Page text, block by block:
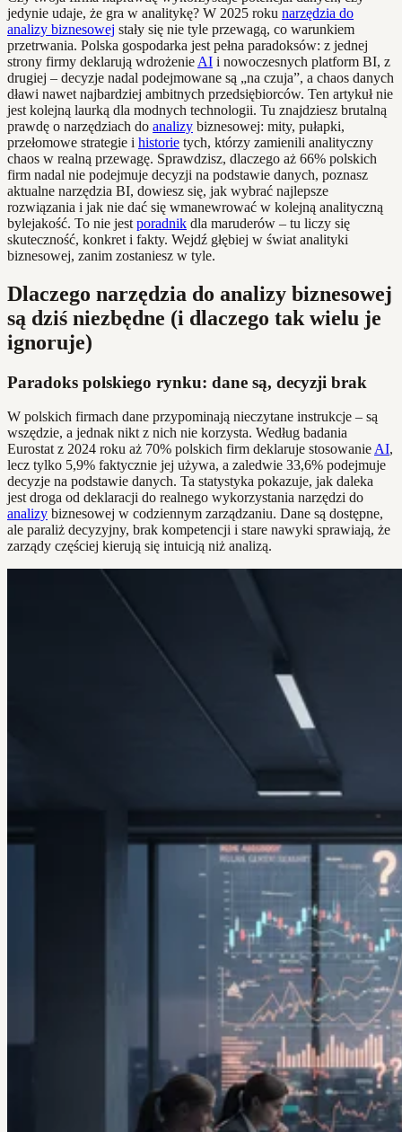
jedynie udaje, że gra w analitykę? W 2025 roku narzędzia do
analizy biznesowej stały się nie tyle przewagą, co warunkiem
przetrwania. Polska gospodarka jest pełna paradoksów: z jednej
strony firmy deklarują wdrożenie AI i nowoczesnych platform BI, z
drugiej – decyzje nadal podejmowane są „na czuja”, a chaos danych
dławi nawet najbardziej ambitnych przedsiębiorców. Ten artykuł nie
jest kolejną laurką dla modnych technologii. Tu znajdziesz brutalną
prawdę o narzędziach do analizy biznesowej: mity, pułapki,
przełomowe strategie i historie tych, którzy zamienili analityczny
chaos w realną przewagę. Sprawdzisz, dlaczego aż 66% polskich
firm nadal nie podejmuje decyzji na podstawie danych, poznasz
aktualne narzędzia BI, dowiesz się, jak wybrać najlepsze
rozwiązania i jak nie dać się wmanewrować w kolejną analityczną
bylejakość. To nie jest poradnik dla maruderów – tu liczy się
skuteczność, konkret i fakty. Wejdź głębiej w świat analityki
biznesowej, zanim zostaniesz w tyle.
Dlaczego narzędzia do analizy biznesowej
są dziś niezbędne (i dlaczego tak wielu je
ignoruje)
Paradoks polskiego rynku: dane są, decyzji brak
W polskich firmach dane przypominają nieczytane instrukcje – są
wszędzie, a jednak nikt z nich nie korzysta. Według badania
Eurostat z 2024 roku aż 70% polskich firm deklaruje stosowanie AI,
lecz tylko 5,9% faktycznie jej używa, a zaledwie 33,6% podejmuje
decyzje na podstawie danych. Ta statystyka pokazuje, jak daleka
jest droga od deklaracji do realnego wykorzystania narzędzi do
analizy biznesowej w codziennym zarządzaniu. Dane są dostępne,
ale paraliż decyzyjny, brak kompetencji i stare nawyki sprawiają, że
zarządy częściej kierują się intuicją niż analizą.